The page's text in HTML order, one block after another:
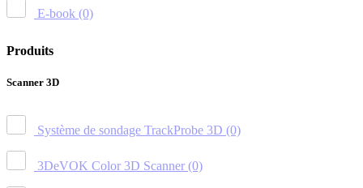
E-book (0)
Produits
Scanner 3D
Système de sondage TrackProbe 3D (0)
3DeVOK Color 3D Scanner (0)